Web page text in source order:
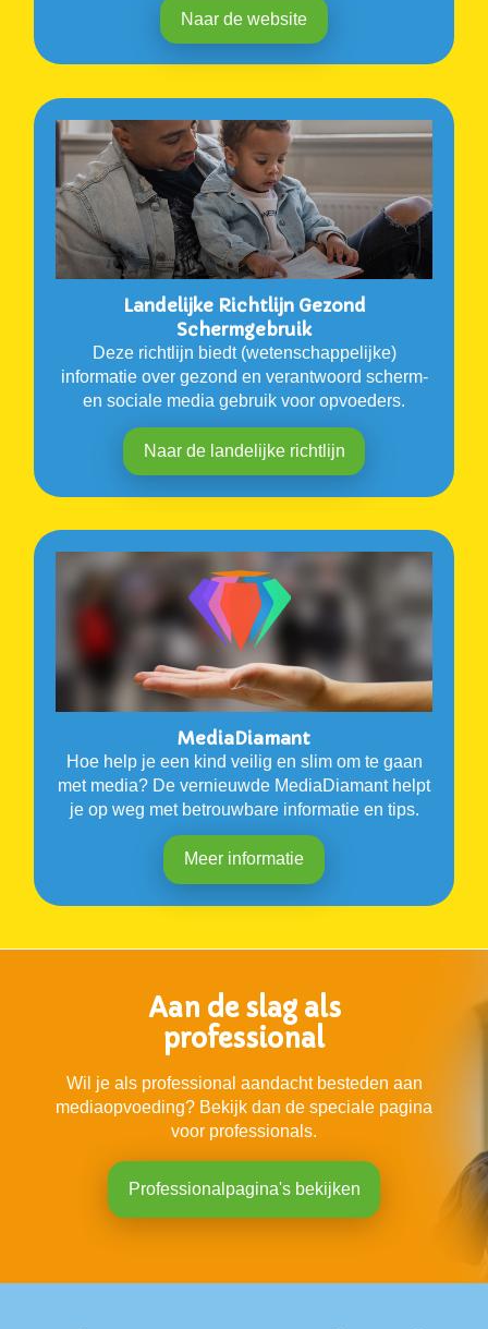
Naar de website
Landelijke Richtlijn Gezond
Schermgebruik
Deze richtlijn biedt (wetenschappelijke)
informatie over gezond en verantwoord scherm-
en sociale media gebruik voor opvoeders.
Naar de landelijke richtlijn
MediaDiamant
Hoe help je een kind veilig en slim om te gaan
met media? De vernieuwde MediaDiamant helpt
je op weg met betrouwbare informatie en tips.
Meer informatie
Aan de slag als
professional
Wil je als professional aandacht besteden aan
mediaopvoeding? Bekijk dan de speciale pagina
voor professionals.
Professionalpagina's bekijken